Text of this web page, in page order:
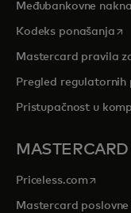
Međubankovne
Kodeks ponašanja
Mastercard pravila
Pregled regulatornih
Pristupačnost u
Priceless.com opens
Mastercard